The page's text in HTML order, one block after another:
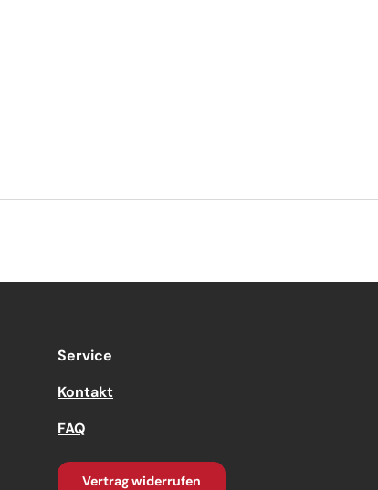
Service
Kontakt
FAQ
Vertrag widerrufen